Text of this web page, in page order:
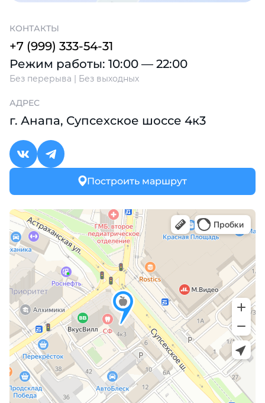
КОНТАКТЫ
+7 (999) 333-54-31
Режим работы: 10:00 — 22:00
Без перерыва | Без выходных
АДРЕС
г. Анапа, Супсехское шоссе 4к3
Построить маршрут